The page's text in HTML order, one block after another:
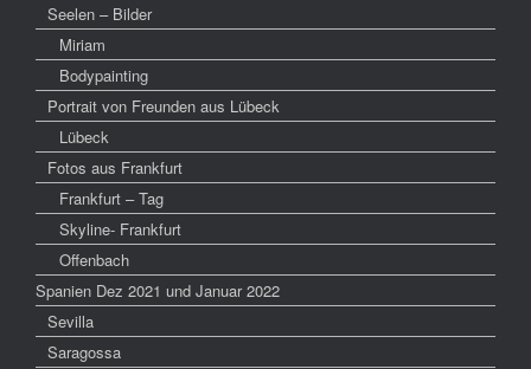
Seelen – Bilder
Miriam
Bodypainting
Portrait von Freunden aus Lübeck
Lübeck
Fotos aus Frankfurt
Frankfurt – Tag
Skyline- Frankfurt
Offenbach
Spanien Dez 2021 und Januar 2022
Sevilla
Saragossa